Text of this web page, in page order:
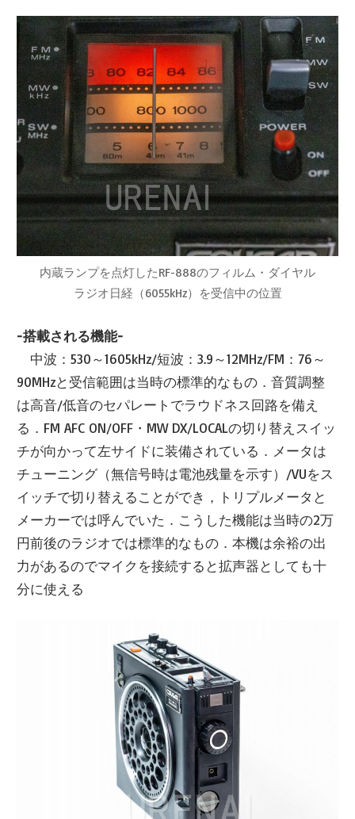
内蔵ランプを点灯したRF-888のフィルム・ダイヤル
ラジオ日経（6055kHz）を受信中の位置
-搭載される機能-
中波：530～1605kHz/短波：3.9～12MHz/FM：76～
90MHzと受信範囲は当時の標準的なもの．音質調整
は高音/低音のセパレートでラウドネス回路を備え
る．FM AFC ON/OFF・MW DX/LOCALの切り替えスイッ
チが向かって左サイドに装備されている．メータは
チューニング（無信号時は電池残量を示す）/VUをス
イッチで切り替えることができ，トリプルメータと
メーカーでは呼んでいた．こうした機能は当時の2万
円前後のラジオでは標準的なもの．本機は余裕の出
力があるのでマイクを接続すると拡声器としても十
分に使える